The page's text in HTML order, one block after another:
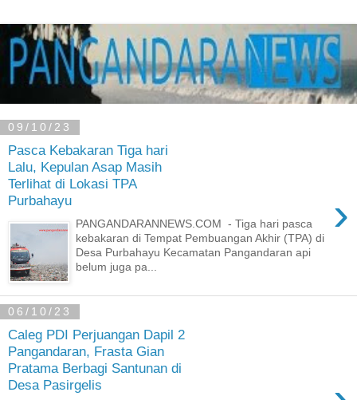
09/10/23
Pasca Kebakaran Tiga hari
Lalu, Kepulan Asap Masih
Terlihat di Lokasi TPA
Purbahayu
›
PANGANDARANNEWS.COM - Tiga hari pasca
kebakaran di Tempat Pembuangan Akhir (TPA) di
Desa Purbahayu Kecamatan Pangandaran api
belum juga pa...
06/10/23
Caleg PDI Perjuangan Dapil 2
Pangandaran, Frasta Gian
Pratama Berbagi Santunan di
Desa Pasirgelis